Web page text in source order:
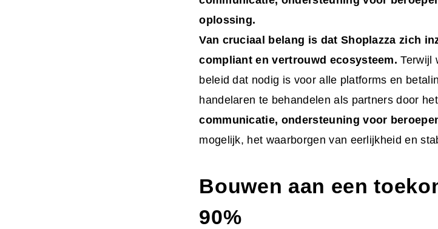
oplossing.
Van cruciaal belang is dat Shoplazza zich
compliant en vertrouwd ecosysteem. Terwijl
beleid dat nodig is voor alle platforms en
handelaren te behandelen als partners door
communicatie, ondersteuning voor
mogelijk, het waarborgen van eerlijkheid en
Bouwen aan een
90%